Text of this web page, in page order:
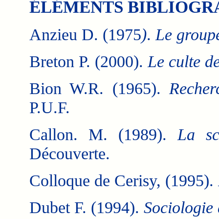
ÉLÉMENTS
Anzieu D. (1975). Le
Breton P. (2000). Le culte
Bion W.R. (1965).
P.U.F.
Callon. M. (1989). La
Découverte.
Colloque de Cerisy, (1995).
Dubet F. (1994). Sociologie